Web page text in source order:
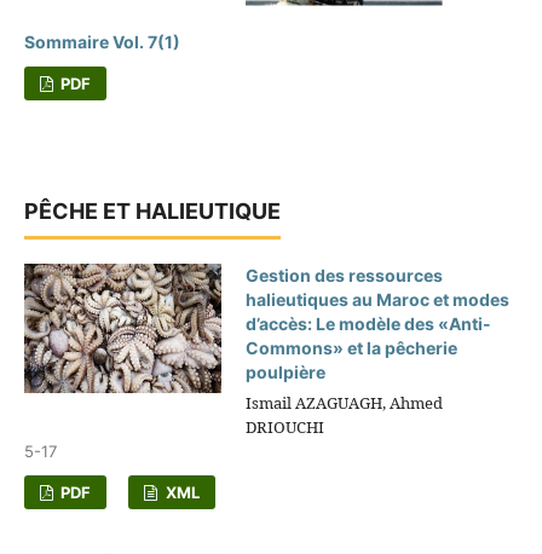
Sommaire Vol. 7(1)
PDF
PÊCHE ET HALIEUTIQUE
Gestion des ressources
halieutiques au Maroc et modes
d’accès: Le modèle des «Anti-
Commons» et la pêcherie
poulpière
Ismail AZAGUAGH, Ahmed
DRIOUCHI
5-17
PDF XML